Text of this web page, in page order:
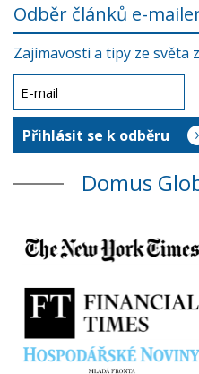
Odběr článků e-
Zajímavosti a tipy ze světa
Domus